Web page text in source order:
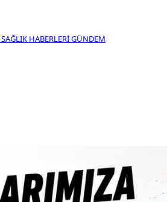
SAĞLIK HABERLERIGÜNDEM